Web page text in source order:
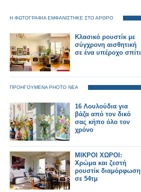
Η ΦΩΤΟΓΡΑΦΙΑ ΕΜΦΑΝΙΣΤΗΚΕ ΣΤΟ ΑΡΘΡΟ
Κλασικό ρουστίκ με
σύγχρονη αισθητική
σε ένα υπέροχο σπίτι
ΠΡΟΗΓΟΥΜΕΝΑ PHOTO ΝΕΑ
16 Λουλούδια για
βάζα από τον δικό
σας κήπο όλο τον
χρόνο
ΜΙΚΡΟΙ ΧΩΡΟΙ:
Χρώμα και ζεστή
ρουστίκ διαμόρφωση
σε 54τμ